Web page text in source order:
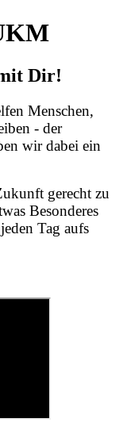
Dir!
Menschen,
- der
wir dabei ein
gerecht zu
Besonderes
Tag aufs